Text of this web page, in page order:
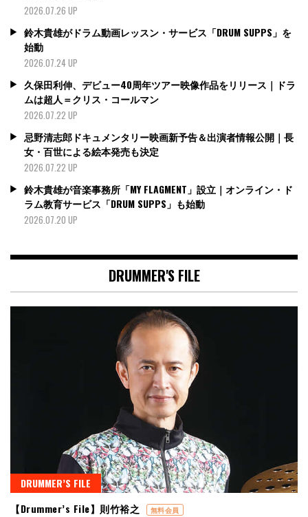
2026.07.26 UP
鈴木貴雄がドラム動画レッスン・サービス「DRUM SUPPS」を
始動
2026.07.24 UP
久保田利伸、デビュー40周年ツアー映像作品をリリース｜ドラ
ムは超人＝クリス・コールマン
2026.07.22 UP
忌野清志郎ドキュメンタリー映画新予告＆出演者情報公開｜長
女・百世による絵本発売も決定
2026.07.22 UP
鈴木貴雄が音楽事務所「MY FLAGMENT」設立｜オンライン・ド
ラム教育サービス「DRUM SUPPS」も始動
2026.07.20 UP
DRUMMER'S FILE
DRUMMER’S FILE
【Drummer’s File】則竹裕之
無料会員